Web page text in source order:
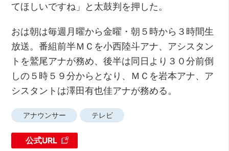
てほしいですね」と太鼓判を押した。
おは朝は毎週月曜から金曜・朝５時から３時間生
放送。番組前半ＭＣを小西陸斗アナ、アシスタン
トを鷲尾アナが務め、後半は同日より３０分前倒
しの５時５９分からとなり、ＭＣを岩本アナ、ア
シスタントは澤田有也佳アナが務める。
アナウンサー テレビ
公式URL